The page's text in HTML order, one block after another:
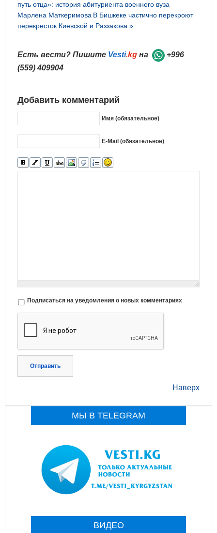
путь отца»: история абитуриента военного вуза
Марлена Маткеримова В Бишкеке частично перекроют
перекресток Киевской и Раззакова »
Есть вести? Пишите Vesti.kg на
+996
(559) 409904
Добавить комментарий
Имя (обязательное)
E-Mail (обязательное)
Подписаться на уведомления о новых комментариях
Отправить
Наверх
МЫ В TELEGRAM
ВИДЕО